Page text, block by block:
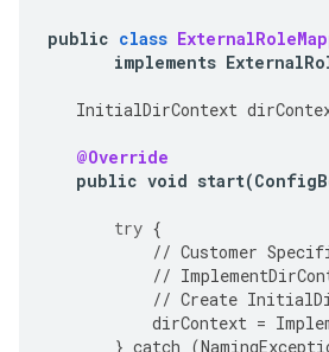
public class
implements
InitialDirContext
@Override
public void start(
try {
// Customer
//
// Create
dirContext =
} catch (